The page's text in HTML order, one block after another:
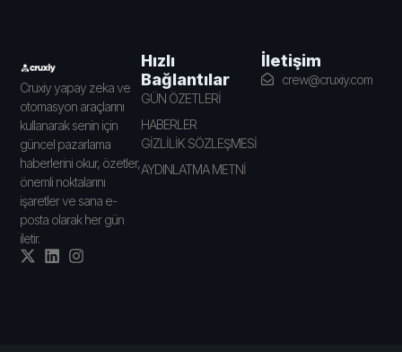
Cruxiy yapay zeka ve
otomasyon araçlarını
kullanarak senin için
güncel pazarlama
haberlerini okur, özetler,
önemli noktalarını
işaretler ve sana e-
posta olarak her gün
iletir.
Hızlı
Bağlantılar
GÜN ÖZETLERİ
HABERLER
GİZLİLİK SÖZLEŞMESİ
AYDINLATMA METNİ
İletişim
crew@cruxiy.com